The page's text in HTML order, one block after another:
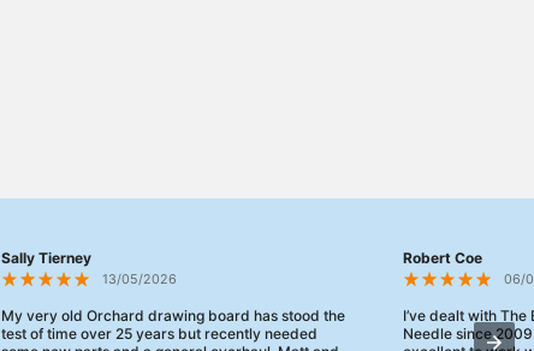
Sally Tierney
13/05/2026
My very old Orchard drawing board has stood the
test of time over 25 years but recently needed
Robert Coe
06/
I’ve dealt with
Needle since